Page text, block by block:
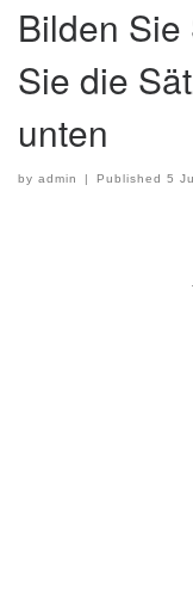
Bilden
Sie die
unten
by admin Published5